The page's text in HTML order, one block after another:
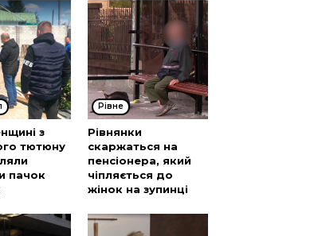
з
тютюну
пачок
Рівне
Рівнянки
скаржаться на
пенсіонера, який
чіпляється до
жінок на зупинці